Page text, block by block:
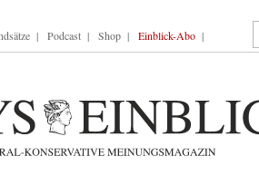
Podcast Shop Einblick-Abo